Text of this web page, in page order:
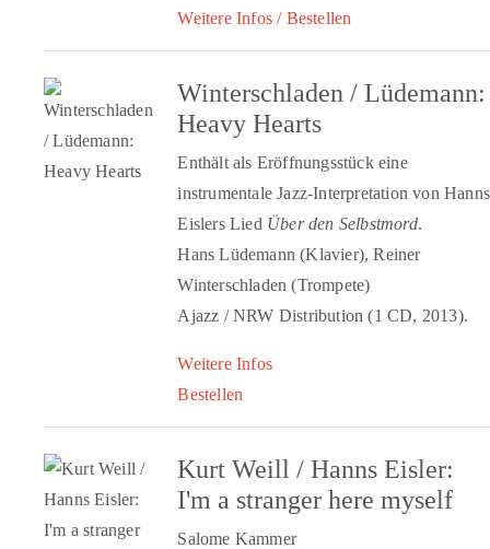
Weitere Infos / Bestellen
Winterschladen / Lüdemann:
Heavy Hearts
Enthält als Eröffnungsstück eine
instrumentale Jazz-Interpretation von Hanns
Eislers Lied Über den Selbstmord.
Hans Lüdemann (Klavier), Reiner
Winterschladen (Trompete)
Ajazz / NRW Distribution (1 CD, 2013).
Weitere Infos
Bestellen
Kurt Weill / Hanns Eisler:
I'm a stranger here myself
Salome Kammer